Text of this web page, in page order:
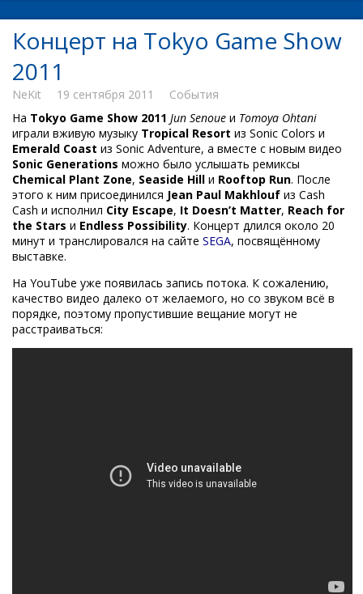
Концерт на Tokyo Game Show
2011
NeKit 19 сентября 2011
События
На Tokyo Game Show 2011 Jun Senoue и Tomoya Ohtani
играли вживую музыку Tropical Resort из Sonic Colors и
Emerald Coast из Sonic Adventure, а вместе с новым видео
Sonic Generations можно было услышать ремиксы
Chemical Plant Zone, Seaside Hill и Rooftop Run. После
этого к ним присоединился Jean Paul Makhlouf из Cash
Cash и исполнил City Escape, It Doesn’t Matter, Reach for
the Stars и Endless Possibility. Концерт длился около 20
минут и транслировался на сайте SEGA, посвящённому
выставке.
На YouTube уже появилась запись потока. К сожалению,
качество видео далеко от желаемого, но со звуком всё в
порядке, поэтому пропустившие вещание могут не
расстраиваться: